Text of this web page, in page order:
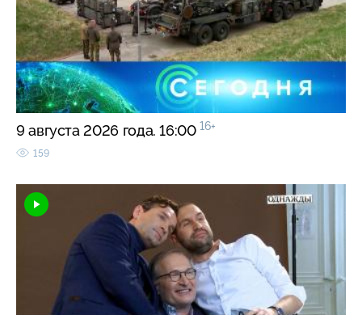
9 августа 2026 года. 16:00 16+
159